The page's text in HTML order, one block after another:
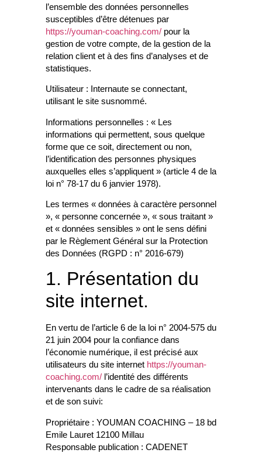
l’ensemble des données personnelles
susceptibles d’être détenues par
https://youman-coaching.com/ pour la
gestion de votre compte, de la gestion de la
relation client et à des fins d’analyses et de
statistiques.
Utilisateur : Internaute se connectant,
utilisant le site susnommé.
Informations personnelles : « Les
informations qui permettent, sous quelque
forme que ce soit, directement ou non,
l’identification des personnes physiques
auxquelles elles s’appliquent » (article 4 de la
loi n° 78-17 du 6 janvier 1978).
Les termes « données à caractère personnel
», « personne concernée », « sous traitant »
et « données sensibles » ont le sens défini
par le Règlement Général sur la Protection
des Données (RGPD : n° 2016-679)
1. Présentation du
site internet.
En vertu de l’article 6 de la loi n° 2004-575 du
21 juin 2004 pour la confiance dans
l’économie numérique, il est précisé aux
utilisateurs du site internet https://youman-
coaching.com/ l’identité des différents
intervenants dans le cadre de sa réalisation
et de son suivi:
Propriétaire : YOUMAN COACHING – 18 bd
Emile Lauret 12100 Millau
Responsable publication : CADENET